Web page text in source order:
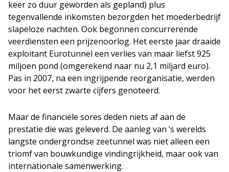
keer zo duur geworden als gepland) plus
tegenvallende inkomsten bezorgden het moederbedrijf
slapeloze nachten. Ook begonnen concurrerende
veerdiensten een prijzenoorlog. Het eerste jaar draaide
exploitant Eurotunnel een verlies van maar liefst 925
miljoen pond (omgerekend naar nu 2,1 miljard euro).
Pas in 2007, na een ingrijpende reorganisatie, werden
voor het eerst zwarte cijfers genoteerd.
Maar de financiële sores deden niets af aan de
prestatie die was geleverd. De aanleg van ’s werelds
langste ondergrondse zeetunnel was niet alleen een
triomf van bouwkundige vindingrijkheid, maar ook van
internationale samenwerking.